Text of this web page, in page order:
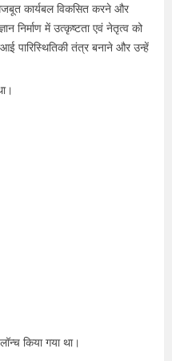
कार्यबल विकसित करने और
निर्माण में उत्कृष्टता एवं नेतृत्व को
पारिस्थितिकी तंत्र बनाने और उन्हें
किया गया था।